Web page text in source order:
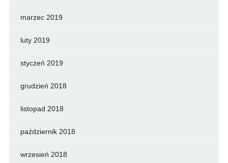
marzec 2019
luty 2019
styczeń 2019
grudzień 2018
listopad 2018
październik 2018
wrzesień 2018